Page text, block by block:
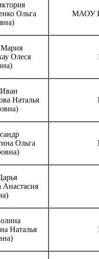
Ольга
МАОУ
Мария
Олеся
Наталья
Ольга
Анастасия
Наталья